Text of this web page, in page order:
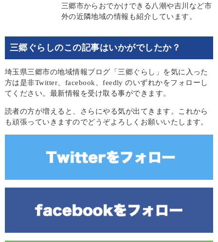
三郷市からおでかけできる八潮や吉川など市
外の近隣地域の情報も紹介しています。
三郷ぐらしのこの記事はいかがでしたか？
埼玉県三郷市の地域情報ブログ「三郷ぐらし」を気に入った
方は是非Twitter、facebook、feedly のいずれかをフォローし
てください。最新情報を受け取る事ができます。
読者の方が増えると、さらにやる気が出てきます。これから
も頑張っていきますのでどうぞよろしくお願いいたします。